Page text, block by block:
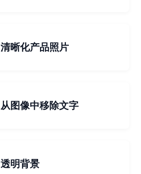
清晰化产品照片
从图像中移除文字
透明背景